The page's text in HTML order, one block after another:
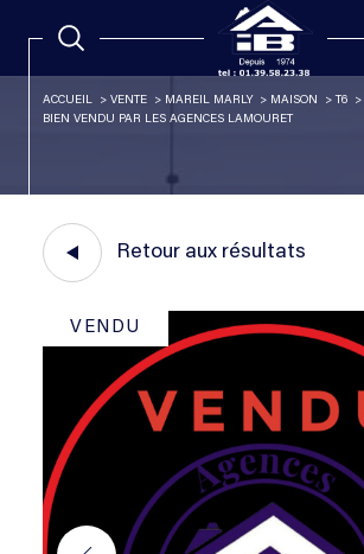
ACCUEIL VENTE MAREIL MARLY MAISON
T6
BIEN VENDU PAR LES AGENCES LAMOURET
Retour aux résultats
VENDU